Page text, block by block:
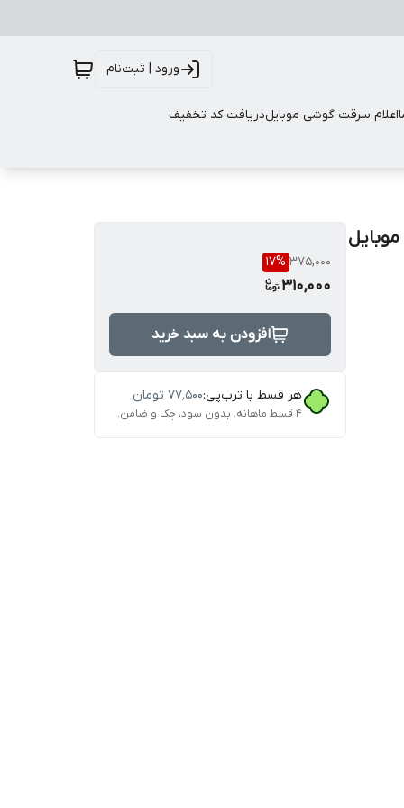
ورود | ثبت‌نام
اعلام سرقت گوشی موبایلدریافت کد تخفیف
375,000
17%
310,000
افزودن به سبد خرید
هر قسط با ترب‌پی:۷۷٬۵۰۰ تومان
۴ قسط ماهانه. بدون سود، چک و ضامن.